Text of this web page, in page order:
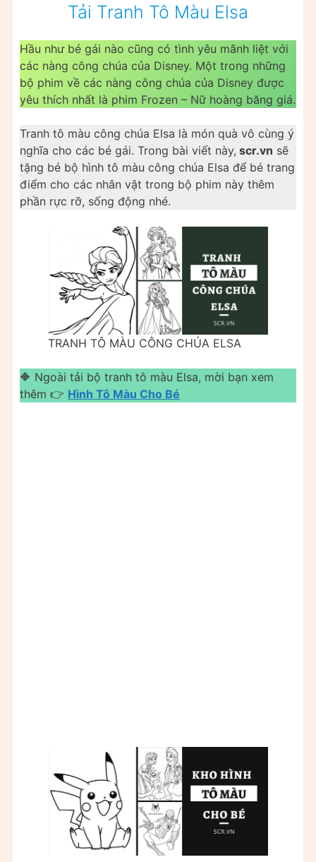
Tải Tranh Tô Màu Elsa
Hầu như bé gái nào cũng có tình yêu mãnh liệt với
các nàng công chúa của Disney. Một trong những
bộ phim về các nàng công chúa của Disney được
yêu thích nhất là phim Frozen – Nữ hoàng băng giá.
Tranh tô màu công chúa Elsa là món quà vô cùng ý
nghĩa cho các bé gái. Trong bài viết này, scr.vn sẽ
tặng bé bộ hình tô màu công chúa Elsa để bé trang
điểm cho các nhân vật trong bộ phim này thêm
phần rực rỡ, sống động nhé.
TRANH TÔ MÀU CÔNG CHÚA ELSA
🔶 Ngoài tải bộ tranh tô màu Elsa, mời bạn xem
thêm 👉 Hình Tô Màu Cho Bé